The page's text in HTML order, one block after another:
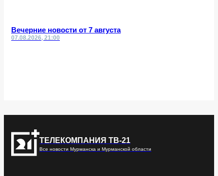
Вечерние новости от 7 августа
07.08.2026, 21:00
ТЕЛЕКОМПАНИЯ ТВ-21
Все новости Мурманска и Мурманской области